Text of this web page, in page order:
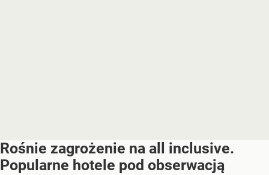
Rośnie zagrożenie na all inclusive.
Popularne hotele pod obserwacją